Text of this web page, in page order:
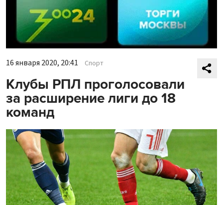
16 января 2020, 20:41 Спорт
Клубы РПЛ проголосовали
за расширение лиги до 18
команд